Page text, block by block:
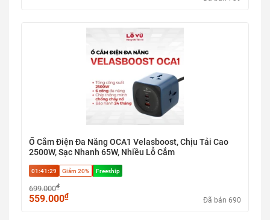
Ổ Cắm Điện Đa Năng OCA1 Velasboost, Chịu Tải Cao
2500W, Sạc Nhanh 65W, Nhiều Lỗ Cắm
01:41:29 Giảm 20% Freeship
699.000₫
559.000₫ Đã bán 690